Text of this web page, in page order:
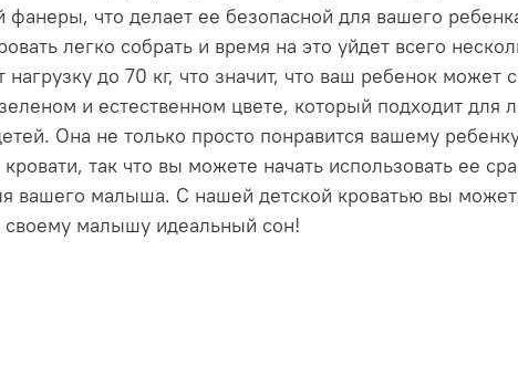
фанеры, что делает ее безопасной для вашего
легко собрать и время на это уйдет всего
до 70 кг, что значит, что ваш ребенок может
и естественном цвете, который подходит
Она не только просто понравится вашему
так что вы можете начать использовать ее
вашего малыша. С нашей детской кроватью вы
своему малышу идеальный сон!